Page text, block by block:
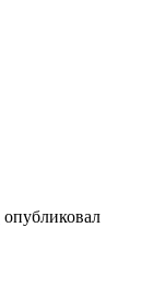
опубликовал